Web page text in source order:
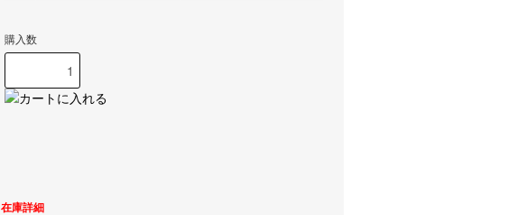
購入数
在庫詳細